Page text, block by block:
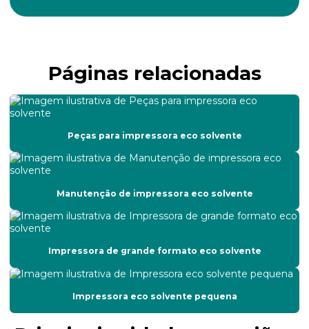
Conserto de impressora de grande formato
Conserto de impressoras de médio e grande formato
Conserto e manutenção de impressora
Conserto de plotter de impressão
Conserto de plotter de recorte
Custo da manutenção corretiva
Empresa de manutenção de impressoras
Empresas de manutenção preventiva e corretiva
Páginas relacionadas
Peças para impressora eco solvente
Manutenção de impressora eco solvente
Impressora de grande formato eco solvente
Impressora eco solvente pequena